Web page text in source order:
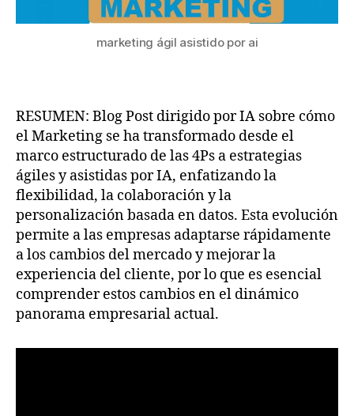
marketing ágil asistido por ai
RESUMEN: Blog Post dirigido por IA sobre cómo
el Marketing se ha transformado desde el
marco estructurado de las 4Ps a estrategias
ágiles y asistidas por IA, enfatizando la
flexibilidad, la colaboración y la
personalización basada en datos. Esta evolución
permite a las empresas adaptarse rápidamente
a los cambios del mercado y mejorar la
experiencia del cliente, por lo que es esencial
comprender estos cambios en el dinámico
panorama empresarial actual.